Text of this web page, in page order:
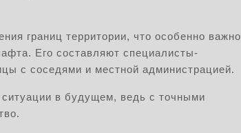
границ территории, что особенно важно
Его составляют специалисты-
с соседями и местной администрацией.
в будущем, ведь с точными